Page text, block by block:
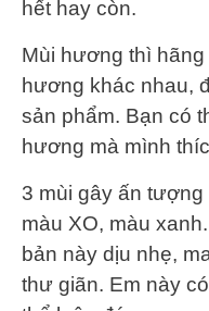
hết hay còn.
Mùi hương thì
hương khác nhau,
sản phẩm. Bạn có
hương mà mình
3 mùi gây ấn
màu XO, màu
bản này dịu nhẹ,
thư giãn. Em này